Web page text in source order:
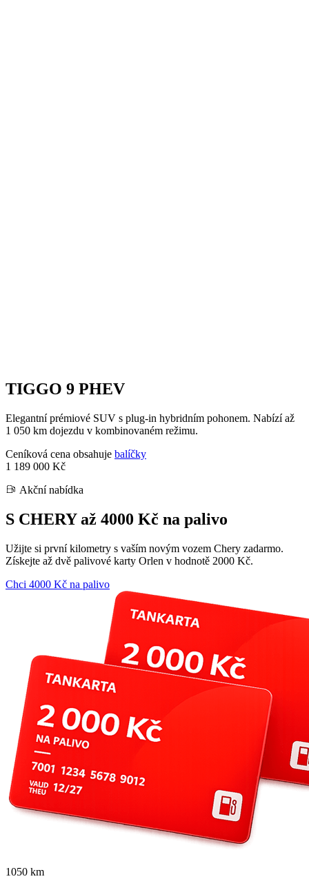
TIGGO 9 PHEV
Elegantní prémiové SUV s plug-in hybridním pohonem. Nabízí až
1 050 km dojezdu v kombinovaném režimu.
Ceníková cena obsahuje balíčky
1 189 000 Kč
Akční nabídka
S CHERY až 4000 Kč na palivo
Užijte si první kilometry s vaším novým vozem Chery zadarmo.
Získejte až dvě palivové karty Orlen v hodnotě 2000 Kč.
Chci 4000 Kč na palivo
1050 km